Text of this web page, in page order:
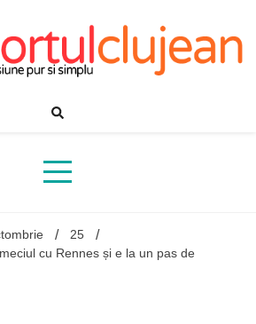
25
cu Rennes și e la un pas de